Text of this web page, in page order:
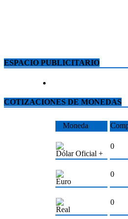
ESPACIO PUBLICITARIO
COTIZACIONES DE MONEDAS
Moneda
Dólar Oficial +
0
Euro
0
Real
0